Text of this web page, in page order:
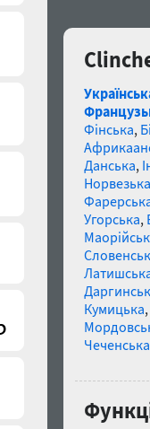
Фінська,
Данська,
Норвезька
Угорська,
Кумицька,
Чеченська